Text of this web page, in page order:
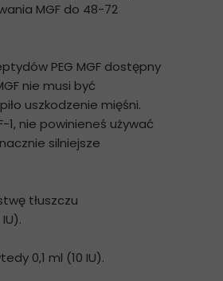
MGF do 48-72
PEG MGF dostępny
nie musi być
uszkodzenie mięśni.
nie powinieneś używać
silniejsze
tłuszczu
0,1 ml (10 IU).